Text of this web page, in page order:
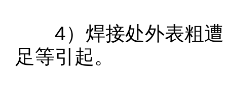
4）焊接处外表粗遭
足等引起。